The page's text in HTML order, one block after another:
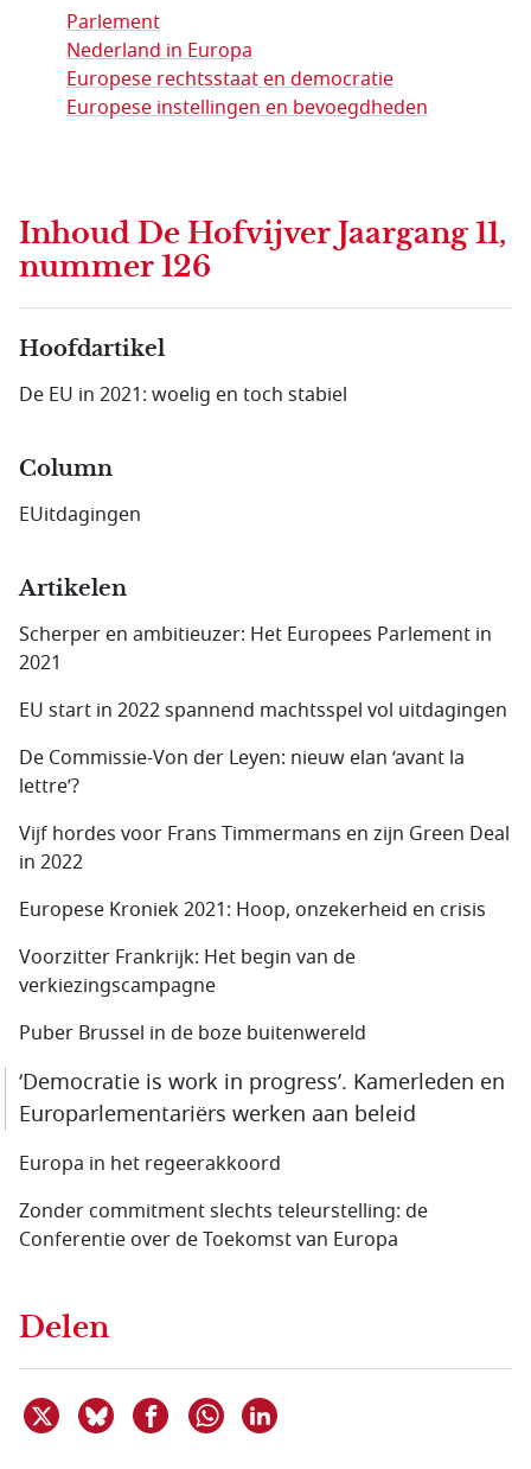
Parlement
Nederland in Europa
Europese rechtsstaat en democratie
Europese instellingen en bevoegdheden
Inhoud De Hofvijver Jaargang 11,
nummer 126
Hoofdartikel
De EU in 2021: woelig en toch stabiel
Column
EUitdagingen
Artikelen
Scherper en ambitieuzer: Het Europees Parlement in
2021
EU start in 2022 spannend machtsspel vol uitdagingen
De Commissie-Von der Leyen: nieuw elan ‘avant la
lettre’?
Vijf hordes voor Frans Timmermans en zijn Green Deal
in 2022
Europese Kroniek 2021: Hoop, onzekerheid en crisis
Voorzitter Frankrijk: Het begin van de
verkiezingscampagne
Puber Brussel in de boze buitenwereld
‘Democratie is work in progress’. Kamerleden en
Europarlementariërs werken aan beleid
Europa in het regeerakkoord
Zonder commitment slechts teleurstelling: de
Conferentie over de Toekomst van Europa
Delen
Deel dit item op X
Deel dit item op Bluesky
Deel dit item op Facebook
Delen via WhatsApp